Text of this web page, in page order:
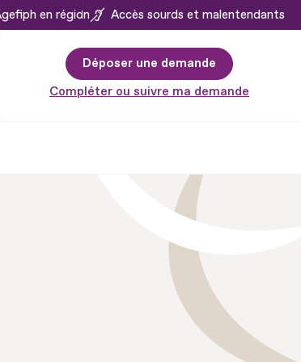
en région Accès sourds et malentendants
Déposer une demande
Compléter ou suivre ma demande